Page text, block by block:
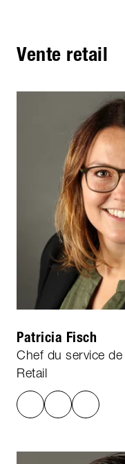
Vente retail
Patricia Fisch
Chef du service de
Retail